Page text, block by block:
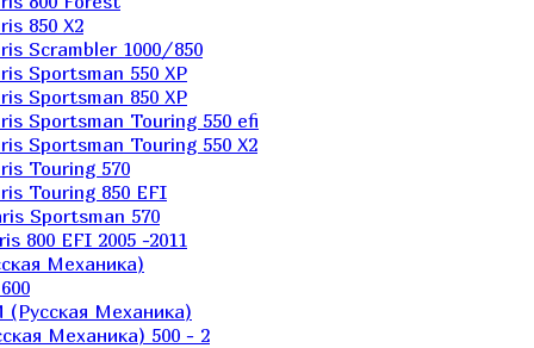
850 X2
Scrambler 1000/850
Sportsman 550 XP
Sportsman 850 XP
Sportsman Touring 550 efi
Sportsman Touring 550 X2
Touring 570
Touring 850 EFI
Sportsman 570
800 EFI 2005 -2011
Механика)
(Русская Механика)
Механика) 500 - 2